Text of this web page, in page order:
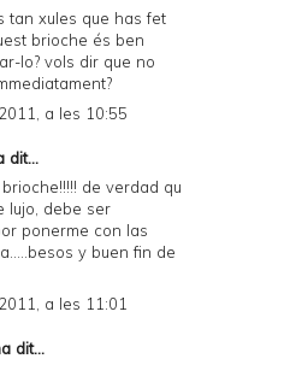
tan xules que has fet
brioche és ben
lo? vols dir que no
a les 10:55
dit...
de verdad qu
lujo, debe ser
ponerme con las
y buen fin de
a les 11:01
dit...